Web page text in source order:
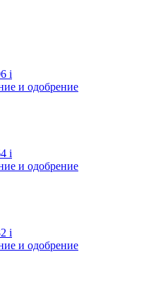
i
и одобрение
i
и одобрение
i
и одобрение